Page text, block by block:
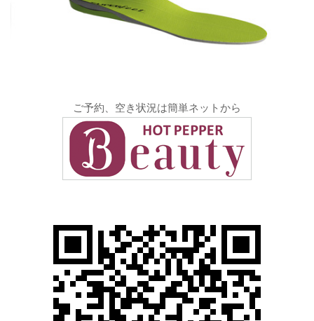
ご予約、空き状況は簡単ネットから